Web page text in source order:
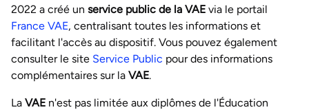
2022 a créé un service public de la VAE via le portail
France VAE, centralisant toutes les informations et
facilitant l'accès au dispositif. Vous pouvez également
consulter le site Service Public pour des informations
complémentaires sur la VAE.
La VAE n'est pas limitée aux diplômes de l'Éducation